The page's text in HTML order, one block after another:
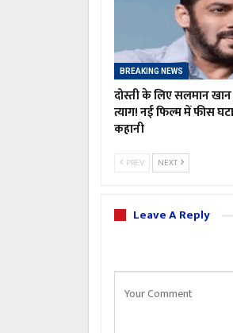
BREAKING NEWS
दोस्ती के लिए सलमान
त्याग! नई फिल्म में फीस
कहानी
PREV NEXT
Leave A Reply